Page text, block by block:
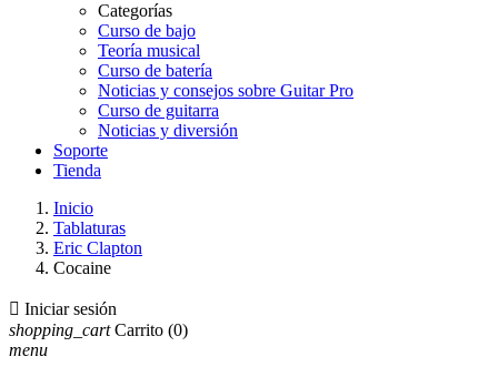
Categorías
Curso de bajo
Teoría musical
Curso de batería
Noticias y consejos sobre Guitar Pro
Curso de guitarra
Noticias y diversión
Soporte
Tienda
Inicio
Tablaturas
Eric Clapton
Cocaine
 Iniciar sesión
shopping_cart Carrito (0)
menu